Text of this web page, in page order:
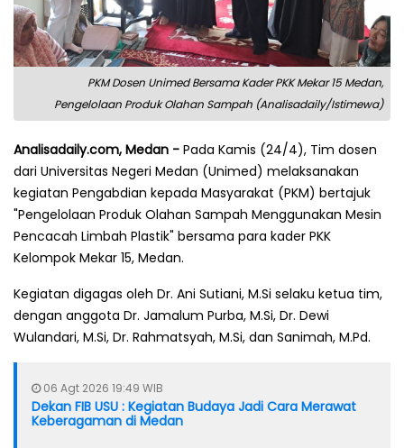
PKM Dosen Unimed Bersama Kader PKK Mekar 15 Medan,
Pengelolaan Produk Olahan Sampah (Analisadaily/Istimewa)
Analisadaily.com, Medan - Pada Kamis (24/4), Tim dosen
dari Universitas Negeri Medan (Unimed) melaksanakan
kegiatan Pengabdian kepada Masyarakat (PKM) bertajuk
"Pengelolaan Produk Olahan Sampah Menggunakan Mesin
Pencacah Limbah Plastik" bersama para kader PKK
Kelompok Mekar 15, Medan.
Kegiatan digagas oleh Dr. Ani Sutiani, M.Si selaku ketua tim,
dengan anggota Dr. Jamalum Purba, M.Si, Dr. Dewi
Wulandari, M.Si, Dr. Rahmatsyah, M.Si, dan Sanimah, M.Pd.
06 Agt 2026 19:49 WIB
Dekan FIB USU : Kegiatan Budaya Jadi Cara Merawat
Keberagaman di Medan